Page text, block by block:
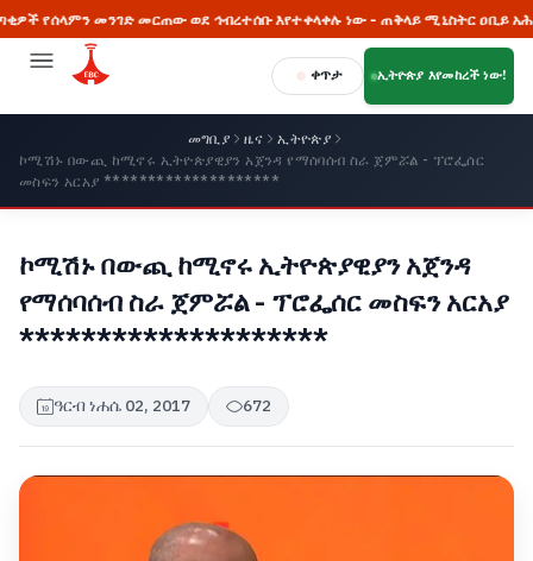
መንገድ መርጠው ወደ ኅብረተሰቡ እየተቀላቀሉ ነው - ጠቅላይ ሚኒስትር ዐቢይ አሕመድ (ዶ/
ቀጥታ ኢትዮጵያ እየመከረች ነው!
መግቢያ ዜና
ኢትዮጵያ
ኮሚሽኑ በውጪ ከሚኖሩ ኢትዮጵያዊያን አጀንዳ የማሰባሰብ ስራ ጀምሯል - ፕሮፌሰር
መስፍን አርአያ ********************
ኮሚሽኑ በውጪ ከሚኖሩ ኢትዮጵያዊያን አጀንዳ
የማሰባሰብ ስራ ጀምሯል - ፕሮፌሰር መስፍን አርአያ
********************
ዓርብ ነሐሴ 02, 2017 672